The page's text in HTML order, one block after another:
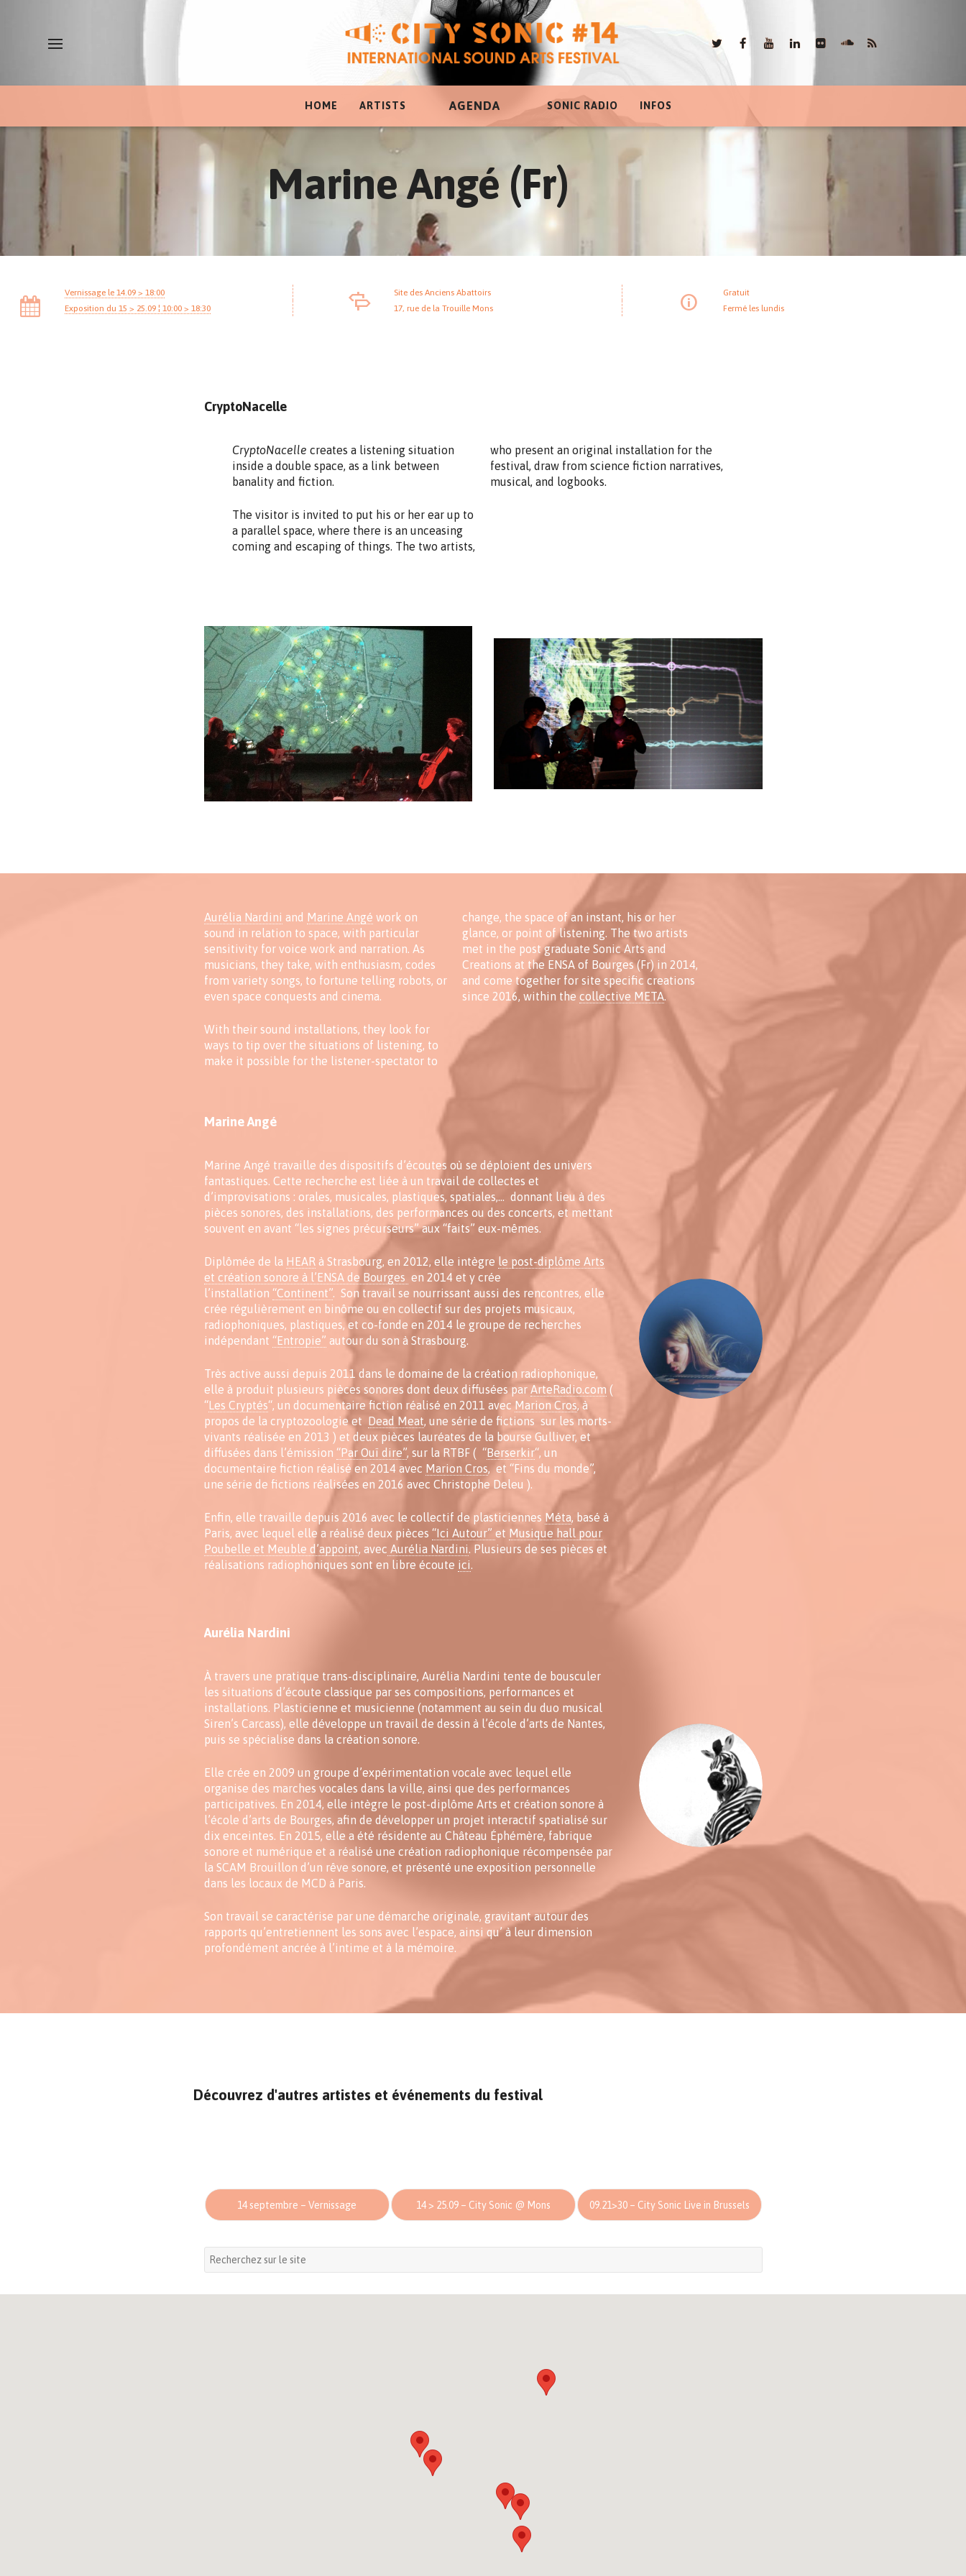
HOME ARTISTS AGENDA SONIC RADIO INFOS
Marine Angé (Fr)
Vernissage le 14.09 > 18:00
Exposition du 15 > 25.09 ¦ 10:00 > 18:30
Site des Anciens Abattoirs
17, rue de la Trouille Mons
Gratuit
Fermé les lundis
CryptoNacelle
CryptoNacelle creates a listening situation
inside a double space, as a link between
banality and fiction.
The visitor is invited to put his or her ear up to
a parallel space, where there is an unceasing
coming and escaping of things. The two artists,
who present an original installation for the
festival, draw from science fiction narratives,
musical, and logbooks.
Aurélia Nardini and Marine Angé work on
sound in relation to space, with particular
sensitivity for voice work and narration. As
musicians, they take, with enthusiasm, codes
from variety songs, to fortune telling robots, or
even space conquests and cinema.
With their sound installations, they look for
ways to tip over the situations of listening, to
make it possible for the listener-spectator to
change, the space of an instant, his or her
glance, or point of listening. The two artists
met in the post graduate Sonic Arts and
Creations at the ENSA of Bourges (Fr) in 2014,
and come together for site specific creations
since 2016, within thecollective META.
Marine Angé
Marine Angé travaille des dispositifs d’écoutes où se déploient des univers
fantastiques. Cette recherche est liée à un travail de collectes et
d’improvisations : orales, musicales, plastiques, spatiales,… donnant lieu à des
pièces sonores, des installations, des performances ou des concerts, et mettant
souvent en avant “les signes précurseurs” aux “faits” eux-mêmes.
Diplômée de la HEARà Strasbourg, en 2012, elle intègre le post-diplôme Arts
et création sonore à l’ENSA de Bourges en 2014 et y crée
l’installation “Continent”. Son travail se nourrissant aussi des rencontres, elle
crée régulièrement en binôme ou en collectif sur des projets musicaux,
radiophoniques, plastiques, et co-fonde en 2014 le groupe de recherches
indépendant “Entropie” autour du son à Strasbourg.
Très active aussi depuis 2011 dans le domaine de la création radiophonique,
elle à produit plusieurs pièces sonores dont deux diffusées par ArteRadio.com (
“Les Cryptés“, un documentaire fiction réalisé en 2011 avec Marion Cros, à
propos de la cryptozoologie et Dead Meat, une série de fictions sur les morts-
vivants réalisée en 2013 ) et deux pièces lauréates de la bourse Gulliver, et
diffusées dans l’émission “Par Ouï dire”, sur la RTBF ( “Berserkir“, un
documentaire fiction réalisé en 2014 avec Marion Cros, et “Fins du monde”,
une série de fictions réalisées en 2016 avec Christophe Deleu ).
Enfin, elle travaille depuis 2016 avec le collectif de plasticiennes Méta, basé à
Paris, avec lequel elle a réalisé deux pièces “Ici Autour” et Musique hall pour
Poubelle et Meuble d’appoint, avec Aurélia Nardini. Plusieurs de ses pièces et
réalisations radiophoniques sont en libre écoute ici.
Aurélia Nardini
À travers une pratique trans-disciplinaire, Aurélia Nardini tente de bousculer
les situations d’écoute classique par ses compositions, performances et
installations. Plasticienne et musicienne (notamment au sein du duo musical
Siren’s Carcass), elle développe un travail de dessin à l’école d’arts de Nantes,
puis se spécialise dans la création sonore.
Elle crée en 2009 un groupe d’expérimentation vocale avec lequel elle
organise des marches vocales dans la ville, ainsi que des performances
participatives. En 2014, elle intègre le post-diplôme Arts et création sonore à
l’école d’arts de Bourges, afin de développer un projet interactif spatialisé sur
dix enceintes. En 2015, elle a été résidente au Château Éphémère, fabrique
sonore et numérique et a réalisé une création radiophonique récompensée par
la SCAM Brouillon d’un rêve sonore, et présenté une exposition personnelle
dans les locaux de MCD à Paris.
Son travail se caractérise par une démarche originale, gravitant autour des
rapports qu’entretiennent les sons avec l’espace, ainsi qu’ à leur dimension
profondément ancrée à l’intime et à la mémoire.
Découvrez d'autres artistes et événements du festival
14 septembre – Vernissage 14 > 25.09 – City Sonic @ Mons 09.21>30 – City Sonic Live in Brussels